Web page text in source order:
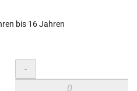
bis 16 Jahren
Menge
-